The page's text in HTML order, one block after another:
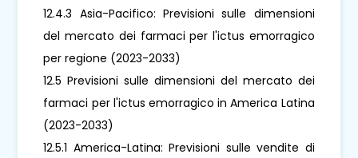
12.4.3 Asia-Pacifico: Previsioni sulle dimensioni
del mercato dei farmaci per l'ictus emorragico
per regione (2023-2033)
12.5 Previsioni sulle dimensioni del mercato dei
farmaci per l'ictus emorragico in America Latina
(2023-2033)
12.5.1 America-Latina: Previsioni sulle vendite di